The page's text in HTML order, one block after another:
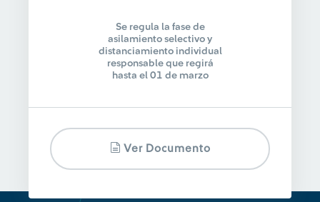
Se regula la fase de
asilamiento selectivo y
distanciamiento individual
responsable que regirá
hasta el 01 de marzo
Ver Documento